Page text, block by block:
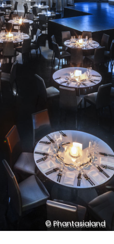
© Phantasialand